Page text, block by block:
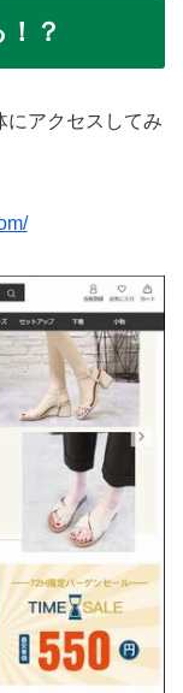
？
にアクセスしてみ